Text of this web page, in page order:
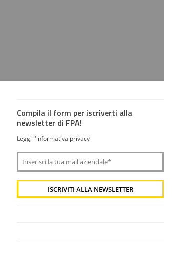
Compila il form per iscriverti alla
newsletter di FPA!
Leggi l'informativa privacy